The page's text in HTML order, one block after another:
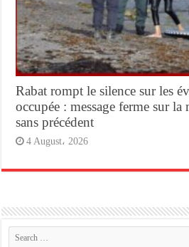
Rabat rompt le silence sur les
occupée : message ferme sur
sans précédent
4 August، 2026